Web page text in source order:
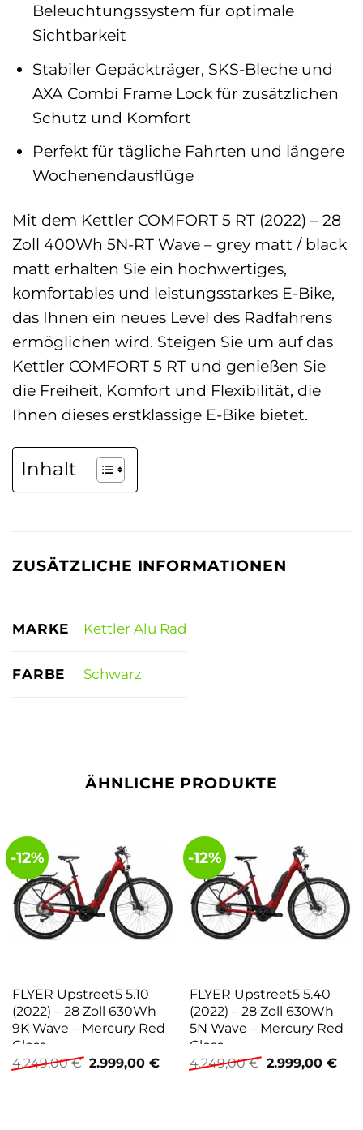
Beleuchtungssystem für optimale
Sichtbarkeit
Stabiler Gepäckträger, SKS-Bleche und
AXA Combi Frame Lock für zusätzlichen
Schutz und Komfort
Perfekt für tägliche Fahrten und längere
Wochenendausflüge
Mit dem Kettler COMFORT 5 RT (2022) – 28
Zoll 400Wh 5N-RT Wave – grey matt / black
matt erhalten Sie ein hochwertiges,
komfortables und leistungsstarkes E-Bike,
das Ihnen ein neues Level des Radfahrens
ermöglichen wird. Steigen Sie um auf das
Kettler COMFORT 5 RT und genießen Sie
die Freiheit, Komfort und Flexibilität, die
Ihnen dieses erstklassige E-Bike bietet.
Inhalt
ZUSÄTZLICHE INFORMATIONEN
MARKE Kettler Alu Rad
FARBE Schwarz
ÄHNLICHE PRODUKTE
-12%
FLYER Upstreet5 5.10
(2022) – 28 Zoll 630Wh
9K Wave – Mercury Red
Gloss
4.249,00€ Ursprünglicher
2.999,00 €Aktueller
Preis
-12%
FLYER Upstreet5 5.40
(2022) – 28 Zoll 630Wh
5N Wave – Mercury Red
Gloss
4.249,00€ Ursprünglicher
2.999,00 €